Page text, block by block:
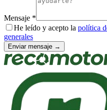
Mensaje *
He leído y acepto la política
generales
Enviar mensaje →